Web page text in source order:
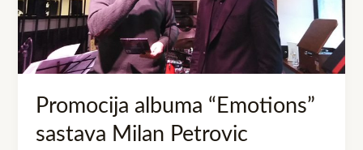
Promocija albuma “Emotions”
sastava Milan Petrovic
Petrovic
Quartet